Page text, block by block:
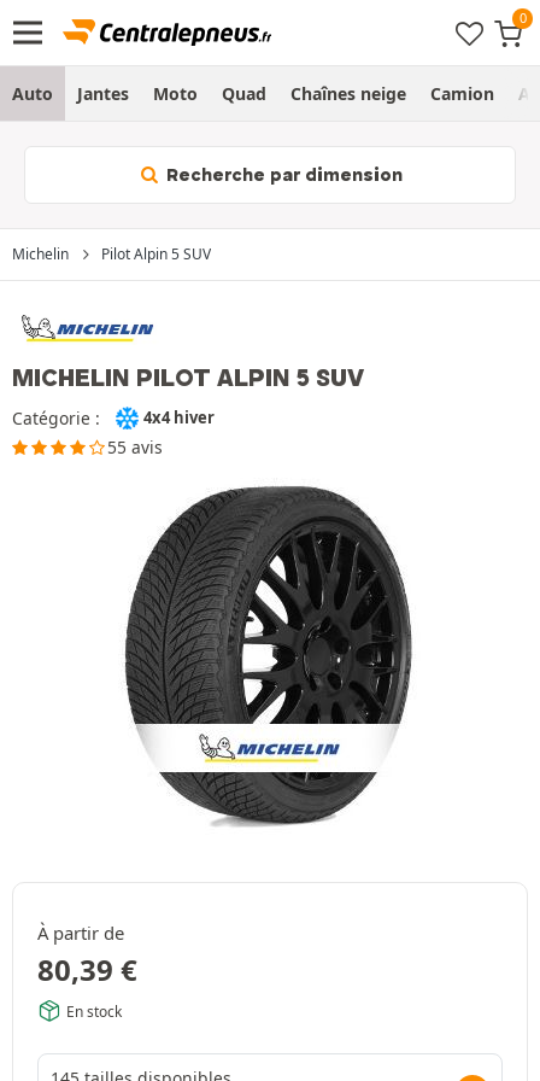
Auto Jantes Moto Quad Chaînes neige Camion
Recherche par dimension
Michelin Pilot Alpin 5 SUV
MICHELIN PILOT ALPIN 5 SUV
Catégorie : 4x4 hiver
55 avis
À partir de
80,39 €
En stock